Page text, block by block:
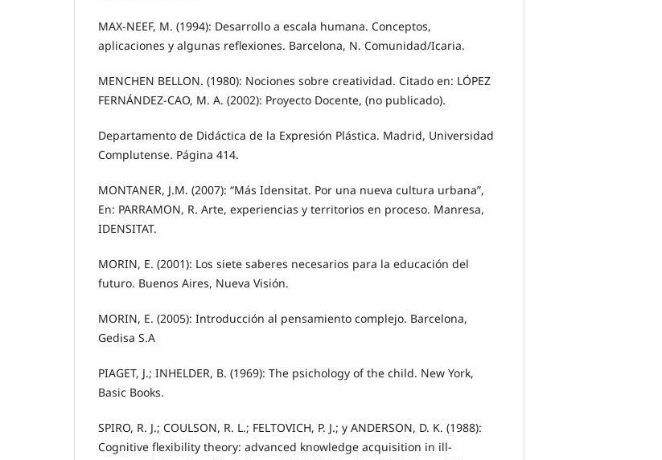
MAX-NEEF, M. (1994): Desarrollo a escala humana. Conceptos,
aplicaciones y algunas reflexiones. Barcelona, N. Comunidad/Icaria.
MENCHEN BELLON. (1980): Nociones sobre creatividad. Citado en: LÓPEZ
FERNÁNDEZ-CAO, M. A. (2002): Proyecto Docente, (no publicado).
Departamento de Didáctica de la Expresión Plástica. Madrid, Universidad
Complutense. Página 414.
MONTANER, J.M. (2007): “Más Idensitat. Por una nueva cultura urbana”,
En: PARRAMON, R. Arte, experiencias y territorios en proceso. Manresa,
IDENSITAT.
MORIN, E. (2001): Los siete saberes necesarios para la educación del
futuro. Buenos Aires, Nueva Visión.
MORIN, E. (2005): Introducción al pensamiento complejo. Barcelona,
Gedisa S.A
PIAGET, J.; INHELDER, B. (1969): The psichology of the child. New York,
Basic Books.
SPIRO, R. J.; COULSON, R. L.; FELTOVICH, P. J.; y ANDERSON, D. K. (1988):
Cognitive flexibility theory: advanced knowledge acquisition in ill-